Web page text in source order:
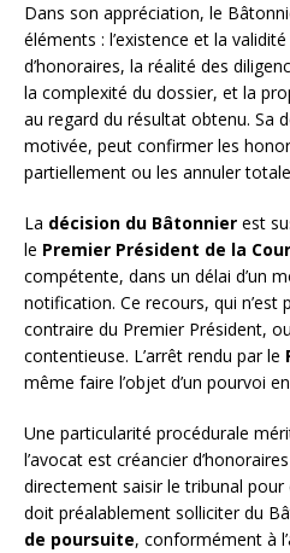
Dans son appréciation, le
éléments : l’existence et la
d’honoraires, la réalité des
la complexité du dossier, et la
au regard du résultat obtenu. Sa
motivée, peut confirmer les
partiellement ou les annuler
La décision du Bâtonnier est
le Premier Président de la
compétente, dans un délai d’un
notification. Ce recours, qui n’est
contraire du Premier Président,
contentieuse. L’arrêt rendu par le
même faire l’objet d’un pourvoi
Une particularité procédurale
l’avocat est créancier
directement saisir le tribunal
doit préalablement solliciter du
de poursuite, conformément à